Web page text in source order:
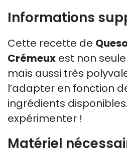
Informations
Cette recette de
Crémeux est non
mais aussi très
l’adapter en fonction
ingrédients
expérimenter !
Matériel